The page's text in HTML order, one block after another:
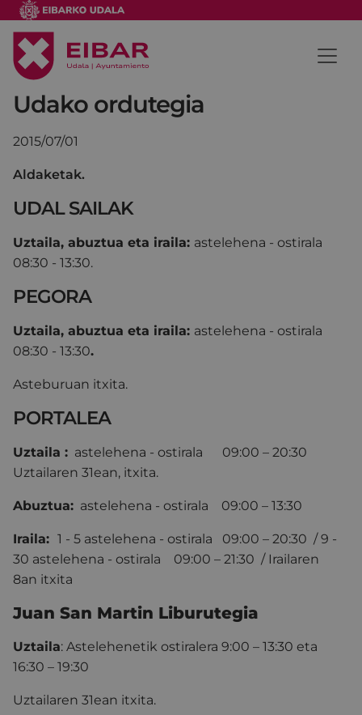
Udako ordutegia
2015/07/01
Aldaketak.
UDAL SAILAK
Uztaila, abuztua eta iraila: astelehena - ostirala
08:30 - 13:30.
PEGORA
Uztaila, abuztua eta iraila: astelehena - ostirala
08:30 - 13:30.
Asteburuan itxita.
PORTALEA
Uztaila : astelehena - ostirala 09:00 – 20:30
Uztailaren 31ean, itxita.
Abuztua: astelehena - ostirala 09:00 – 13:30
Iraila: 1 - 5 astelehena - ostirala 09:00 – 20:30 / 9 -
30 astelehena - ostirala 09:00 – 21:30 / Irailaren
8an itxita
Juan San Martin Liburutegia
Uztaila: Astelehenetik ostiralera 9:00 – 13:30 eta
16:30 – 19:30
Uztailaren 31ean itxita.